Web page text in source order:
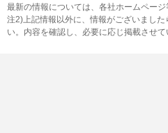
最新の情報については、各社ホームページ
注2)上記情報以外に、情報がございまし
い。内容を確認し、必要に応じ掲載させて